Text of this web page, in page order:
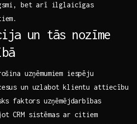
bet arī ilglaicīgas
un tās ⁢nozīme
uzņēmumiem iespēju
un uzlabot klientu ‌attiecību
faktors⁤ uzņēmējdarbības
CRM sistēmas ⁣ar‍ citiem